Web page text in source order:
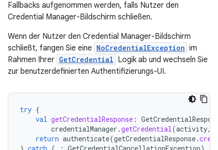
Fallbacks aufgenommen werden, falls Nutzer den
Credential Manager-Bildschirm schließen.
Wenn der Nutzer den Credential Manager-Bildschirm
schließt, fangen Sie eine NoCredentialException im
Rahmen Ihrer GetCredential Logik ab und wechseln Sie
zur benutzerdefinierten Authentifizierungs-UI.
try {
val getCredentialResponse :
credentialManager .getCredential(activity,
return authenticate(getCredentialResponse.